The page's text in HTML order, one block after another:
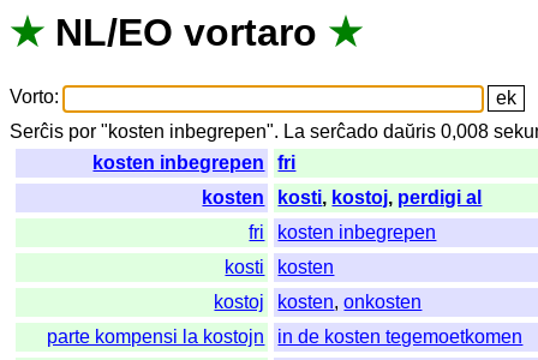
★ NL/EO vortaro ★
Vorto:
Serĉis por "kosten inbegrepen". La serĉado daŭris 0,008
kosten inbegrepen
fri
kosten
kosti, kostoj, perdigi al
fri
kosten inbegrepen
kosti
kosten
kostoj
kosten,onkosten
parte kompensi la kostojn
in de kosten tegemoetkomen